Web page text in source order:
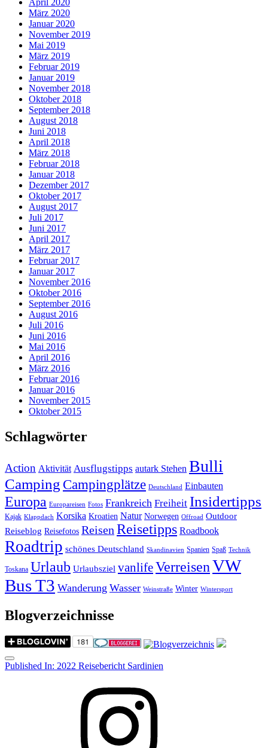
April 2020
März 2020
Januar 2020
November 2019
Mai 2019
März 2019
Februar 2019
Januar 2019
November 2018
Oktober 2018
September 2018
August 2018
Juni 2018
April 2018
März 2018
Februar 2018
Januar 2018
Dezember 2017
Oktober 2017
August 2017
Juli 2017
Juni 2017
April 2017
März 2017
Februar 2017
Januar 2017
November 2016
Oktober 2016
September 2016
August 2016
Juli 2016
Juni 2016
Mai 2016
April 2016
März 2016
Februar 2016
Januar 2016
November 2015
Oktober 2015
Schlagwörter
Action Aktivität Ausflugstipps autark Stehen Bulli
Camping Campingplätze Deutschland Einbauten
Europa Europareisen Fotos Frankreich Freiheit Insidertipps
Kajak Klappdach Korsika Kroatien Natur Norwegen Offroad Outdoor
Reiseblog Reisefotos ReisenReisetipps Roadbook
Roadtrip schönes Deutschland Skandinavien Spanien Spaß Technik
Toskana Urlaub Urlaubsziel vanlifeVerreisenVW
Bus T3 Wanderung Wasser Weinstraße Winter Wintersport
Blogverzeichnisse
Menu
Post
Published In: 2022 Reisebericht Sardinien